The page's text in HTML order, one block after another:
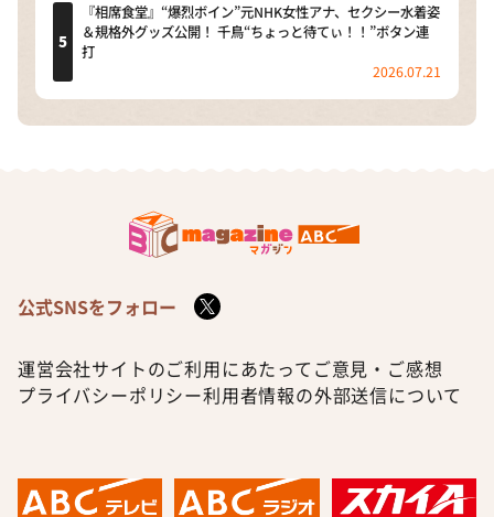
『相席食堂』“爆烈ボイン”元NHK女性アナ、セクシー水着姿
＆規格外グッズ公開！ 千鳥“ちょっと待てぃ！！”ボタン連
打
2026.07.21
公式SNSをフォロー
運営会社サイトのご利用にあたって ご意見・ご感想
プライバシーポリシー利用者情報の外部送信について